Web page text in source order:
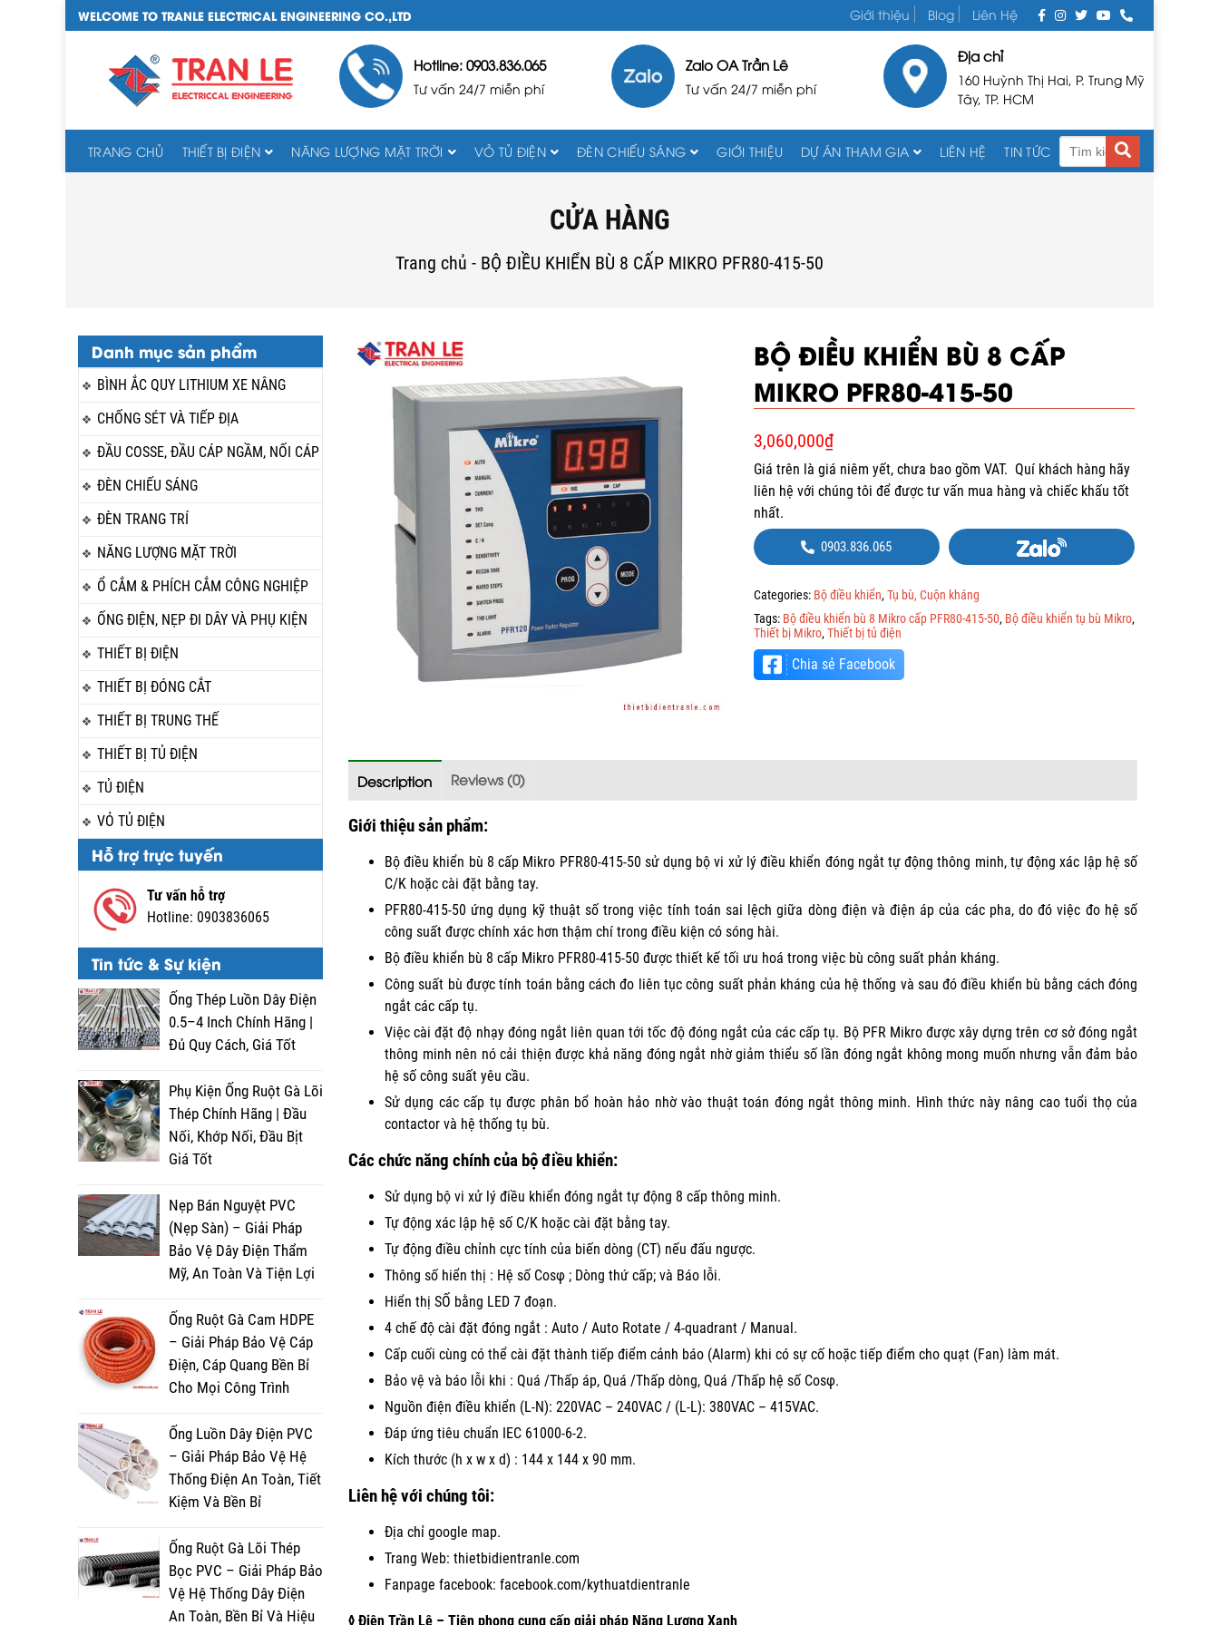
WELCOME TO TRANLE ELECTRICAL ENGINEERING CO.,LTD Giới thiệu Blog Liên Hệ
Hotline: 0903.836.065
Tư vấn 24/7 miễn phí
Zalo OA Trần Lê
Tư vấn 24/7 miễn phí
Địa chỉ
160 Huỳnh Thị Hai, P. Trung Mỹ
Tây, TP. HCM
TRANG CHỦ THIẾT BỊ ĐIỆN NĂNG LƯỢNG MẶT TRỜI VỎ TỦ ĐIỆN ĐÈN CHIẾU SÁNG GIỚI THIỆU DỰ ÁN THAM GIA LIÊN HỆ TIN TỨC
CỬA HÀNG
Trang chủ - BỘ ĐIỀU KHIỂN BÙ 8 CẤP MIKRO PFR80-415-50
Danh mục sản phẩm
BÌNH ẮC QUY LITHIUM XE NÂNG
CHỐNG SÉT VÀ TIẾP ĐỊA
ĐẦU COSSE, ĐẦU CÁP NGẦM, NỐI CÁP
ĐÈN CHIẾU SÁNG
ĐÈN TRANG TRÍ
NĂNG LƯỢNG MẶT TRỜI
Ổ CẮM & PHÍCH CẮM CÔNG NGHIỆP
ỐNG ĐIỆN, NẸP ĐI DÂY VÀ PHỤ KIỆN
THIẾT BỊ ĐIỆN
THIẾT BỊ ĐÓNG CẮT
THIẾT BỊ TRUNG THẾ
THIẾT BỊ TỦ ĐIỆN
TỦ ĐIỆN
VỎ TỦ ĐIỆN
Hỗ trợ trực tuyến
Tư vấn hỗ trợ
Hotline: 0903836065
Tin tức & Sự kiện
Ống Thép Luồn Dây Điện
0.5–4 Inch Chính Hãng |
Đủ Quy Cách, Giá Tốt
Phụ Kiện Ống Ruột Gà Lõi
Thép Chính Hãng | Đầu
Nối, Khớp Nối, Đầu Bịt
Giá Tốt
Nẹp Bán Nguyệt PVC
(Nẹp Sàn) – Giải Pháp
Bảo Vệ Dây Điện Thẩm
Mỹ, An Toàn Và Tiện Lợi
Ống Ruột Gà Cam HDPE
– Giải Pháp Bảo Vệ Cáp
Điện, Cáp Quang Bền Bỉ
Cho Mọi Công Trình
Ống Luồn Dây Điện PVC
– Giải Pháp Bảo Vệ Hệ
Thống Điện An Toàn, Tiết
Kiệm Và Bền Bỉ
Ống Ruột Gà Lõi Thép
Bọc PVC – Giải Pháp Bảo
Vệ Hệ Thống Dây Điện
An Toàn, Bền Bỉ Và Hiệu
BỘ ĐIỀU KHIỂN BÙ 8 CẤP
MIKRO PFR80-415-50
3,060,000₫
Giá trên là giá niêm yết, chưa bao gồm VAT. Quí khách hàng hãy
liên hệ với chúng tôi để được tư vấn mua hàng và chiếc khấu tốt
nhất.
0903.836.065
Categories: Bộ điều khiển,Tụ bù, Cuộn kháng
Tags: Bộ điều khiển bù 8 Mikro cấp PFR80-415-50, Bộ điều khiển tụ bù Mikro,
Thiết bị Mikro,Thiết bị tủ điện
Chia sẻ Facebook
Description Reviews (0)
Giới thiệu sản phẩm:
Bộ điều khiển bù 8 cấp Mikro PFR80-415-50 sử dụng bộ vi xử lý điều khiển đóng ngắt tự động thông minh, tự động xác lập hệ số
C/K hoặc cài đặt bằng tay.
PFR80-415-50 ứng dụng kỹ thuật số trong việc tính toán sai lệch giữa dòng điện và điện áp của các pha, do đó việc đo hệ số
công suất được chính xác hơn thậm chí trong điều kiện có sóng hài.
Bộ điều khiển bù 8 cấp Mikro PFR80-415-50 được thiết kế tối ưu hoá trong việc bù công suất phản kháng.
Công suất bù được tính toán bằng cách đo liên tục công suất phản kháng của hệ thống và sau đó điều khiển bù bằng cách đóng
ngắt các cấp tụ.
Việc cài đặt độ nhạy đóng ngắt liên quan tới tốc độ đóng ngắt của các cấp tụ. Bộ PFR Mikro được xây dựng trên cơ sở đóng ngắt
thông minh nên nó cải thiện được khả năng đóng ngắt nhờ giảm thiểu số lần đóng ngắt không mong muốn nhưng vẫn đảm bảo
hệ số công suất yêu cầu.
Sử dụng các cấp tụ được phân bổ hoàn hảo nhờ vào thuật toán đóng ngắt thông minh. Hình thức này nâng cao tuổi thọ của
contactor và hệ thống tụ bù.
Các chức năng chính của bộ điều khiển:
Sử dụng bộ vi xử lý điều khiển đóng ngắt tự động 8 cấp thông minh.
Tự động xác lập hệ số C/K hoặc cài đặt bằng tay.
Tự động điều chỉnh cực tính của biến dòng (CT) nếu đấu ngược.
Thông số hiển thị : Hệ số Cosφ ; Dòng thứ cấp; và Báo lỗi.
Hiển thị SỐ bằng LED 7 đoạn.
4 chế độ cài đặt đóng ngắt : Auto / Auto Rotate / 4-quadrant / Manual.
Cấp cuối cùng có thể cài đặt thành tiếp điểm cảnh báo (Alarm) khi có sự cố hoặc tiếp điểm cho quạt (Fan) làm mát.
Bảo vệ và báo lỗi khi : Quá /Thấp áp, Quá /Thấp dòng, Quá /Thấp hệ số Cosφ.
Nguồn điện điều khiển (L-N): 220VAC – 240VAC / (L-L): 380VAC – 415VAC.
Đáp ứng tiêu chuẩn IEC 61000-6-2.
Kích thước (h x w x d) : 144 x 144 x 90 mm.
Liên hệ với chúng tôi:
Địa chỉ google map.
Trang Web: thietbidientranle.com
Fanpage facebook: facebook.com/kythuatdientranle
◊ Điện Trần Lê – Tiên phong cung cấp giải pháp Năng Lượng Xanh